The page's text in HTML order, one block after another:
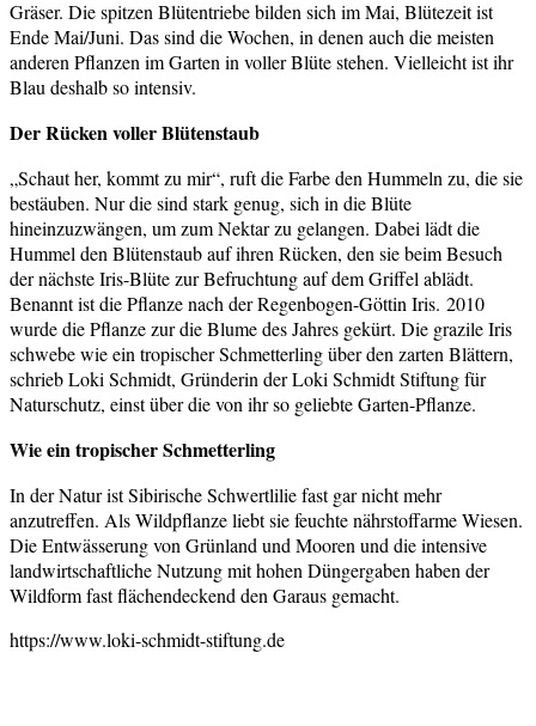
Gräser. Die spitzen Blütentriebe bilden sich im Mai, Blütezeit ist
Ende Mai/Juni. Das sind die Wochen, in denen auch die meisten
anderen Pflanzen im Garten in voller Blüte stehen. Vielleicht ist ihr
Blau deshalb so intensiv.
Der Rücken voller Blütenstaub
„Schaut her, kommt zu mir“, ruft die Farbe den Hummeln zu, die sie
bestäuben. Nur die sind stark genug, sich in die Blüte
hineinzuzwängen, um zum Nektar zu gelangen. Dabei lädt die
Hummel den Blütenstaub auf ihren Rücken, den sie beim Besuch
der nächste Iris-Blüte zur Befruchtung auf dem Griffel ablädt.
Benannt ist die Pflanze nach der Regenbogen-Göttin Iris. 2010
wurde die Pflanze zur die Blume des Jahres gekürt. Die grazile Iris
schwebe wie ein tropischer Schmetterling über den zarten Blättern,
schrieb Loki Schmidt, Gründerin der Loki Schmidt Stiftung für
Naturschutz, einst über die von ihr so geliebte Garten-Pflanze.
Wie ein tropischer Schmetterling
In der Natur ist Sibirische Schwertlilie fast gar nicht mehr
anzutreffen. Als Wildpflanze liebt sie feuchte nährstoffarme Wiesen.
Die Entwässerung von Grünland und Mooren und die intensive
landwirtschaftliche Nutzung mit hohen Düngergaben haben der
Wildform fast flächendeckend den Garaus gemacht.
https://www.loki-schmidt-stiftung.de